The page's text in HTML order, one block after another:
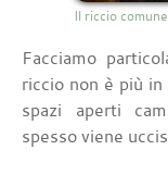
Il riccio
Facciamo
riccio non è più
spazi aperti
spesso viene